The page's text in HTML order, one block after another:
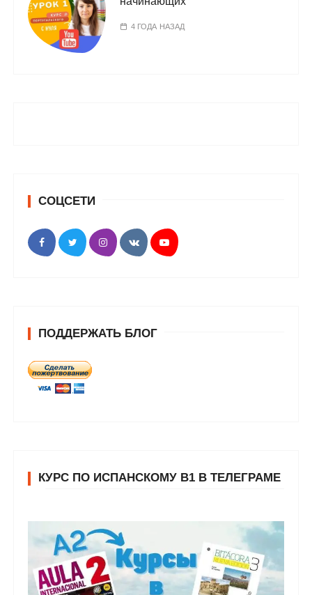
4 ГОДА НАЗАД
СОЦСЕТИ
ПОДДЕРЖАТЬ БЛОГ
КУРС ПО ИСПАНСКОМУ В1 В ТЕЛЕГРАМЕ